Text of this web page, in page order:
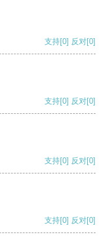
支持[0] 反对[0]
支持[0] 反对[0]
支持[0] 反对[0]
支持[0] 反对[0]